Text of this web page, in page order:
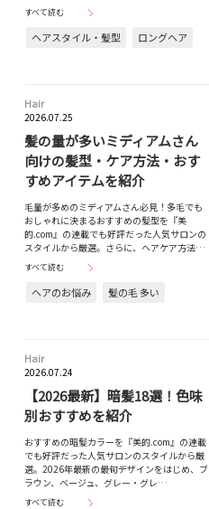
すべて読む
ヘアスタイル・髪型 ロングヘア
Hair
2026.07.25
髪の量が多いミディアムさん
向けの髪型・ケア方法・おす
すめアイテムを紹介
毛量が多めのミディアムさん必見！多毛でも
おしゃれに決まるおすすめの髪型を『美
的.com』の連載でも好評だった人気サロンの
スタイルから厳選。さらに、ヘアケア方法…
すべて読む
ヘアのお悩み 髪の毛 多い
Hair
2026.07.24
【2026最新】暗髪18選！色味
別おすすめを紹介
おすすめの暗髪カラーを『美的.com』の連載
でも好評だった人気サロンのスタイルから厳
選。2026年最新の最旬デザインをはじめ、ブ
ラウン、ベージュ、グレー・グレ…
すべて読む